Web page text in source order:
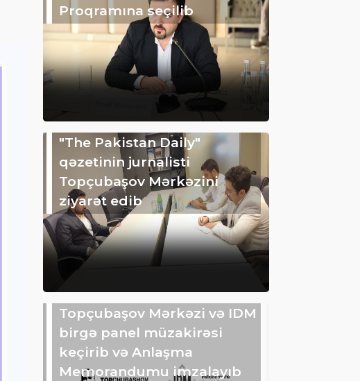
Proqramına seçilib
"The Pakistan Daily"
qəzetinin jurnalisti
Topçubaşov Mərkəzini
ziyarət edib
Topçubaşov Mərkəzi və IDM
birgə panel müzakirəsi
keçirib və Anlaşma
Memorandumu imzalayıb